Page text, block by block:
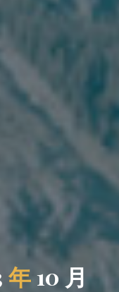
年 10 月